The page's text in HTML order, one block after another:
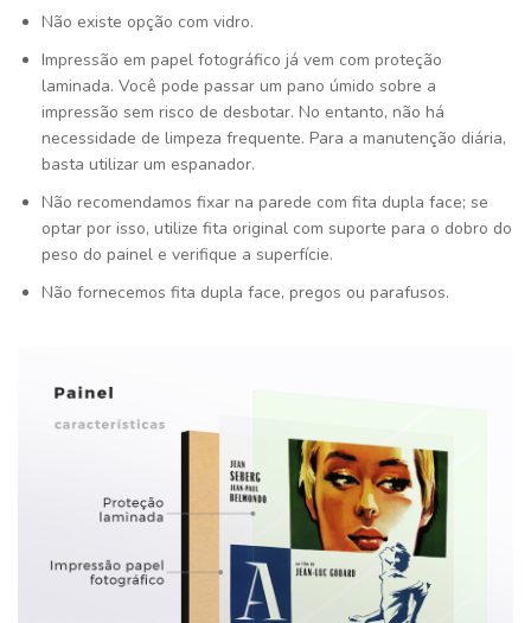
Não existe opção com vidro.
Impressão em papel fotográfico já vem com proteção
laminada. Você pode passar um pano úmido sobre a
impressão sem risco de desbotar. No entanto, não há
necessidade de limpeza frequente. Para a manutenção diária,
basta utilizar um espanador.
Não recomendamos fixar na parede com fita dupla face; se
optar por isso, utilize fita original com suporte para o dobro do
peso do painel e verifique a superfície.
Não fornecemos fita dupla face, pregos ou parafusos.